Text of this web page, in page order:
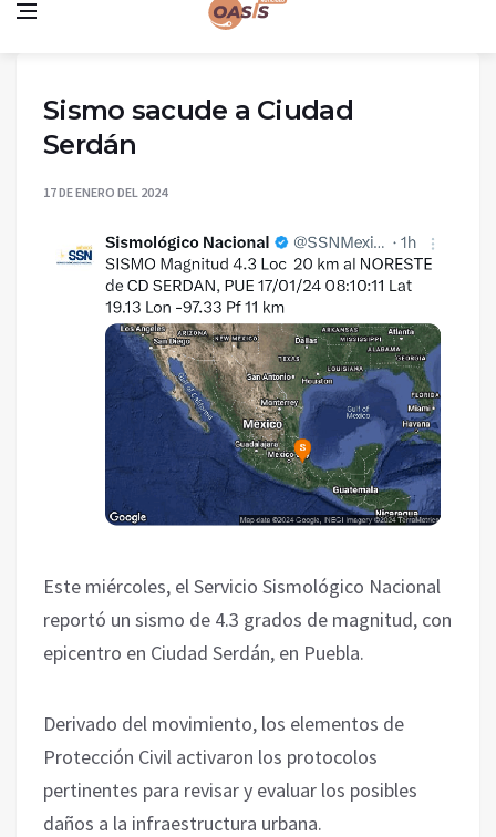
Sismo sacude a Ciudad
Serdán
17 DE ENERO DEL 2024
Este miércoles, el Servicio Sismológico Nacional
reportó un sismo de 4.3 grados de magnitud, con
epicentro en Ciudad Serdán, en Puebla.
Derivado del movimiento, los elementos de
Protección Civil activaron los protocolos
pertinentes para revisar y evaluar los posibles
daños a la infraestructura urbana.